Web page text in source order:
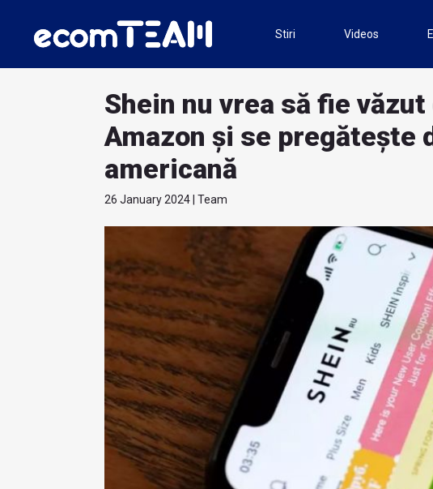
Stiri Videos
Shein nu vrea să fie văzut
Amazon și se pregătește
americană
26 January 2024 | Team